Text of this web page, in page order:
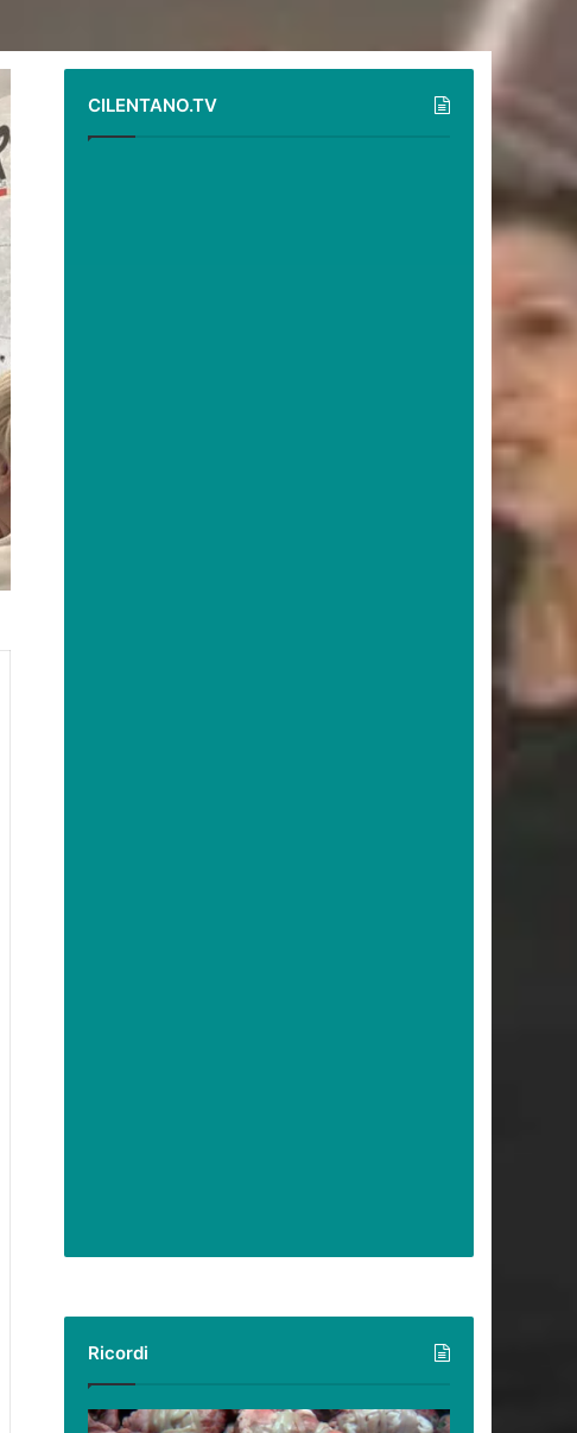
CILENTANO.TV
Ricordi
Ricordi: